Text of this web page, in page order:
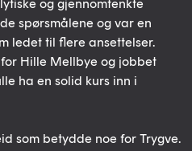
og gjennomtenkte
spørsmålene og var en
ledet til flere ansettelser.
Hille Mellbye og jobbet
ha en solid kurs inn i
som betydde noe for Trygve.